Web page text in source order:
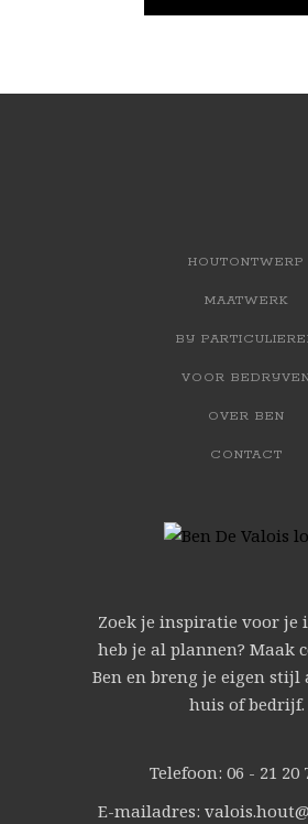
HOUTONTWERP
MAATWERK
BIJ
VOOR
OVER BEN
CONTACT
Zoek je inspiratie voor je
heb je al plannen? Maak
Ben en breng je eigen
huis of bedrijf.
Telefoon: 06 - 21 20
E-mailadres: